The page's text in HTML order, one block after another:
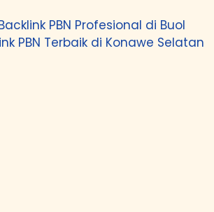
PBN Profesional di Buol
PBN Terbaik di Konawe Selatan